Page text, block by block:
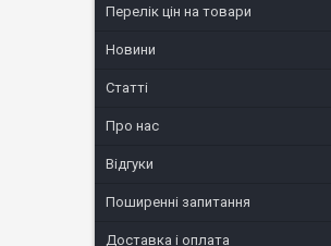
Перелік цін на товари
Новини
Статті
Про нас
Відгуки
Поширенні запитання
Доставка і оплата